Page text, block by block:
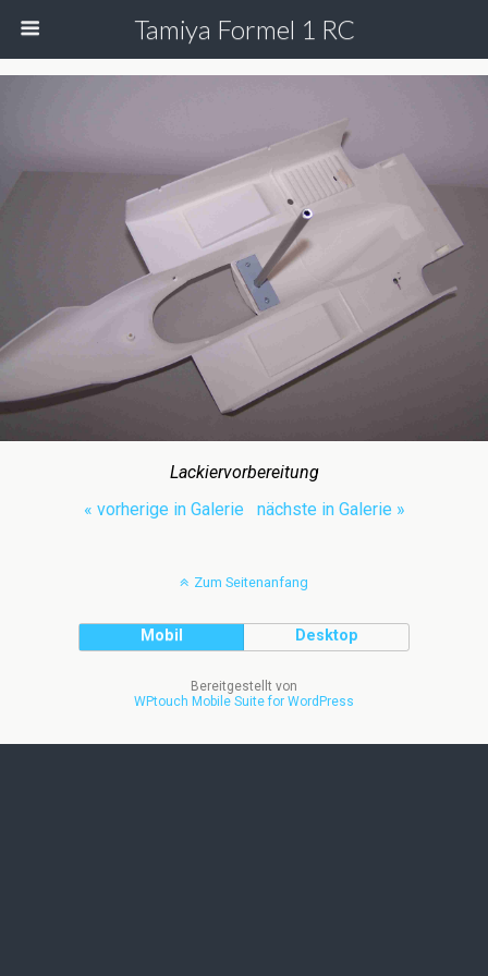
Tamiya Formel 1 RC
Lackiervorbereitung
« vorherige in Galerie
nächste in Galerie »
Zum Seitenanfang
Mobil Desktop
Bereitgestellt von
WPtouch Mobile Suite for WordPress